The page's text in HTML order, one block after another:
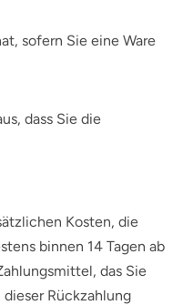
sofern Sie eine Ware
dass Sie die
Kosten, die
binnen 14 Tagen ab
das Sie
Rückzahlung